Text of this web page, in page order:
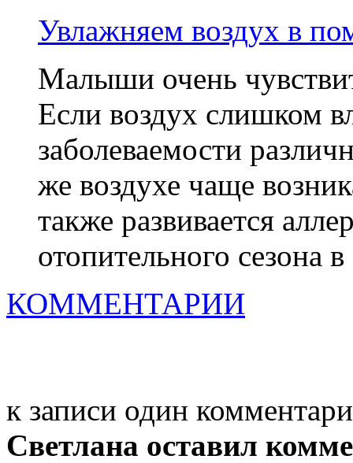
Увлажняем воздух в
Малыши очень
Если воздух слишком
заболеваемости
же воздухе чаще
также развивается
отопительного сезона
КОММЕНТАРИИ
к записи один
Светлана оставил